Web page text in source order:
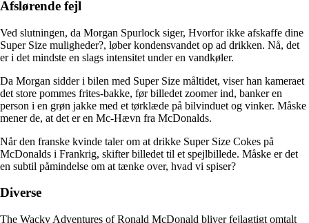
Afslørende fejl
Ved slutningen, da Morgan Spurlock siger, Hvorfor ikke afskaffe dine
Super Size muligheder?, løber kondensvandet op ad drikken. Nå, det
er i det mindste en slags intensitet under en vandkøler.
Da Morgan sidder i bilen med Super Size måltidet, viser han kameraet
det store pommes frites-bakke, før billedet zoomer ind, banker en
person i en grøn jakke med et tørklæde på bilvinduet og vinker. Måske
mener de, at det er en Mc-Hævn fra McDonalds.
Når den franske kvinde taler om at drikke Super Size Cokes på
McDonalds i Frankrig, skifter billedet til et spejlbillede. Måske er det
en subtil påmindelse om at tænke over, hvad vi spiser?
Diverse
The Wacky Adventures of Ronald McDonald bliver fejlagtigt omtalt